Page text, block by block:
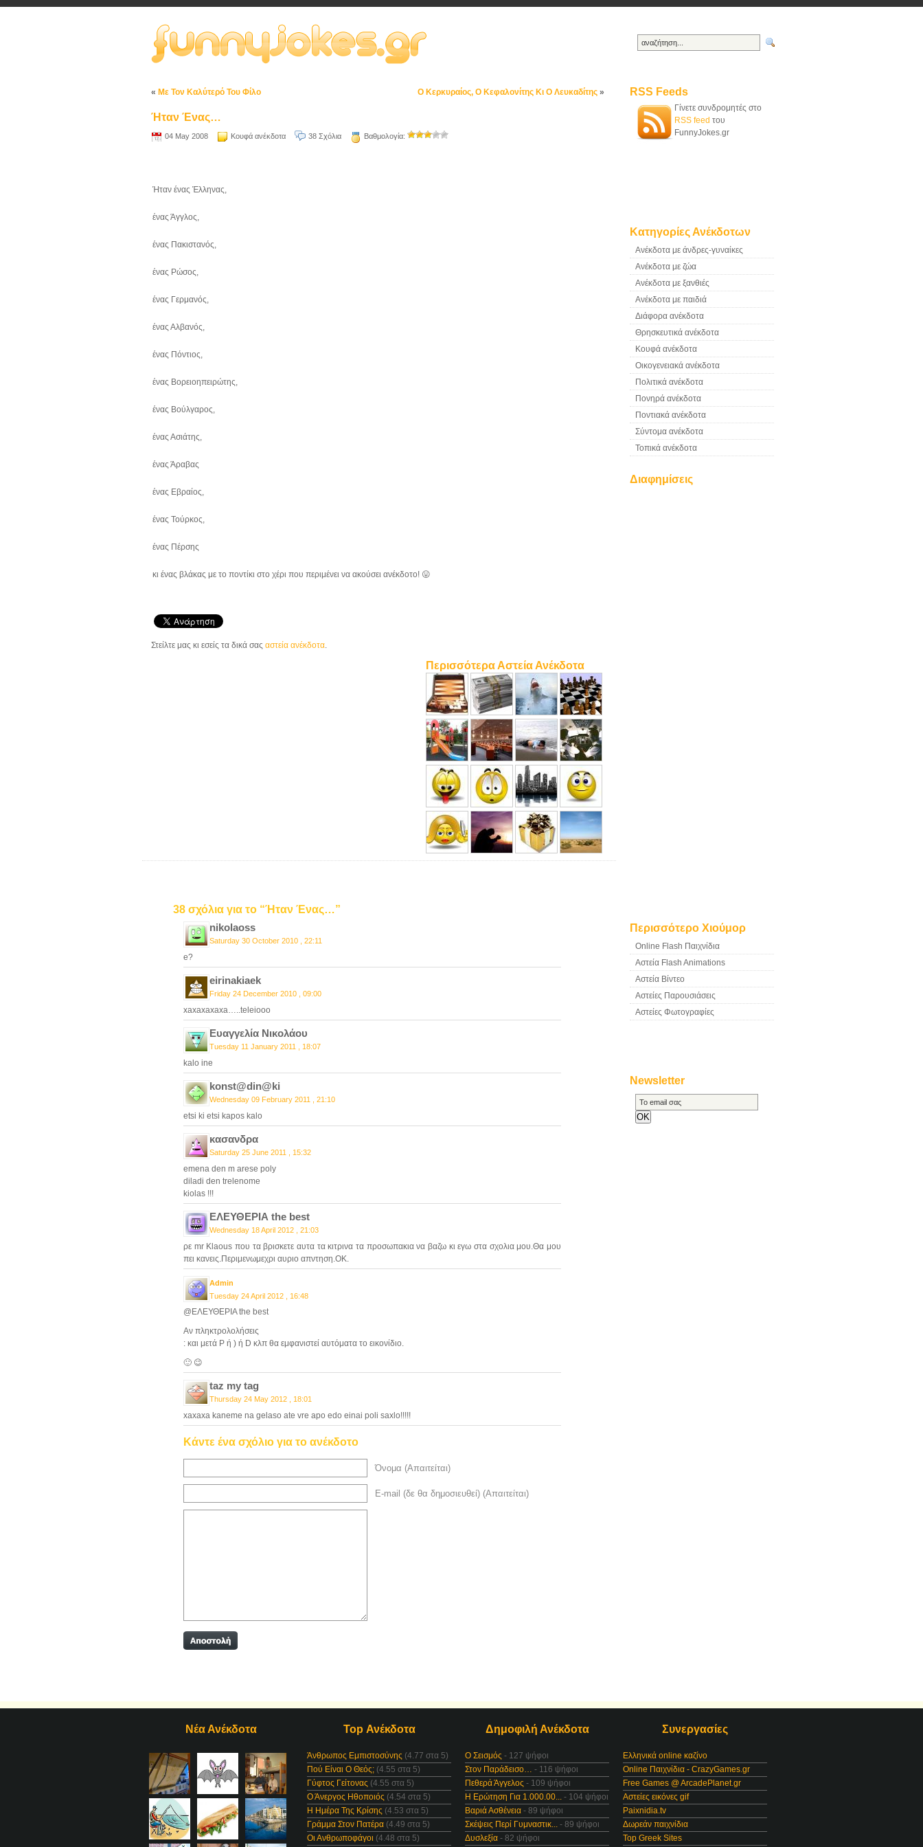
« Με Τον Καλύτερό Του Φίλο Ο Κερκυραίος, Ο Κεφαλονίτης Κι Ο Λευκαδίτης »
Ήταν Ένας…
04 May 2008 Κουφά ανέκδοτα 38 Σχόλια Βαθμολογία:
Ήταν ένας Έλληνας,
ένας Άγγλος,
ένας Πακιστανός,
ένας Ρώσος,
ένας Γερμανός,
ένας Αλβανός,
ένας Πόντιος,
ένας Βορειοηπειρώτης,
ένας Βούλγαρος,
ένας Ασιάτης,
ένας Άραβας
ένας Εβραίος,
ένας Τούρκος,
ένας Πέρσης
κι ένας βλάκας με το ποντίκι στο χέρι που περιμένει να ακούσει ανέκδοτο! 😛
Στείλτε μας κι εσείς τα δικά σας αστεία ανέκδοτα.
Περισσότερα Αστεία Ανέκδοτα
38 σχόλια για το “Ήταν Ένας…”
nikolaoss
Saturday 30 October 2010 , 22:11
e?
eirinakiaek
Friday 24 December 2010 , 09:00
xaxaxaxaxa…..teleiooo
Ευαγγελία Νικολάου
Tuesday 11 January 2011 , 18:07
kalo ine
konst@din@ki
Wednesday 09 February 2011 , 21:10
etsi ki etsi kapos kalo
κασανδρα
Saturday 25 June 2011 , 15:32
emena den m arese poly
diladi den trelenome
kiolas !!!
ΕΛΕΥΘΕΡΙΑ the best
Wednesday 18 April 2012 , 21:03
ρε mr Klaous που τα βρισκετε αυτα τα κιτρινα τα προσωπακια να βαζω κι εγω στα σχολια μου.Θα μου
πει κανεις.Περιμενωμεχρι αυριο απντηση.ΟΚ.
Admin
Tuesday 24 April 2012 , 16:48
@ΕΛΕΥΘΕΡΙΑ the best
Αν πληκτρολολήσεις
: και μετά P ή ) ή D κλπ θα εμφανιστεί αυτόματα το εικονίδιο.
🙂 😉
taz my tag
Thursday 24 May 2012 , 18:01
xaxaxa kaneme na gelaso ate vre apo edo einai poli saxlo!!!!!
Κάντε ένα σχόλιο για το ανέκδοτο
Όνομα (Απαιτείται)
E-mail (δε θα δημοσιευθεί) (Απαιτείται)
RSS Feeds
Γίνετε συνδρομητές στο
RSS feed του
FunnyJokes.gr
Κατηγορίες Ανέκδοτων
Ανέκδοτα με άνδρες-γυναίκες
Ανέκδοτα με ζώα
Ανέκδοτα με ξανθιές
Ανέκδοτα με παιδιά
Διάφορα ανέκδοτα
Θρησκευτικά ανέκδοτα
Κουφά ανέκδοτα
Οικογενειακά ανέκδοτα
Πολιτικά ανέκδοτα
Πονηρά ανέκδοτα
Ποντιακά ανέκδοτα
Σύντομα ανέκδοτα
Τοπικά ανέκδοτα
Διαφημίσεις
Περισσότερο Χιούμορ
Online Flash Παιχνίδια
Αστεία Flash Animations
Αστεία Βίντεο
Αστείες Παρουσιάσεις
Αστείες Φωτογραφίες
Newsletter
Νέα Ανέκδοτα Top Ανέκδοτα
Άνθρωπος Εμπιστοσύνης (4.77 στα 5)
Πού Είναι Ο Θεός; (4.55 στα 5)
Γύφτος Γείτονας (4.55 στα 5)
Ο Άνεργος Ηθοποιός (4.54 στα 5)
Η Ημέρα Της Κρίσης (4.53 στα 5)
Γράμμα Στον Πατέρα (4.49 στα 5)
Οι Ανθρωποφάγοι (4.48 στα 5)
Δημοφιλή Ανέκδοτα
Ο Σεισμός - 127 ψήφοι
Στον Παράδεισο… - 116 ψήφοι
Πεθερά Άγγελος - 109 ψήφοι
Η Ερώτηση Για 1.000.00... - 104 ψήφοι
Βαριά Ασθένεια - 89 ψήφοι
Σκέψεις Περί Γυμναστικ... - 89 ψήφοι
Δυσλεξία - 82 ψήφοι
Συνεργασίες
Ελληνικά online καζίνο
Online Παιχνίδια - CrazyGames.gr
Free Games @ ArcadePlanet.gr
Αστείες εικόνες gif
Paixnidia.tv
Δωρεάν παιχνίδια
Top Greek Sites